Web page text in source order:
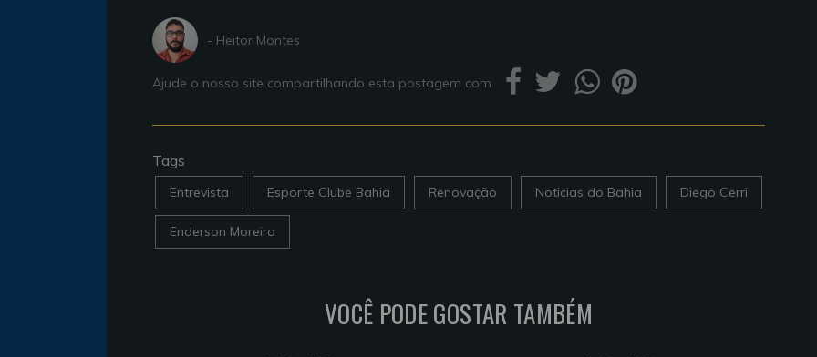
- Heitor Montes
Ajude o nosso site compartilhando esta postagem com
Tags
Entrevista Esporte Clube Bahia Renovação Noticias do Bahia Diego Cerri
Enderson Moreira
VOCÊ PODE GOSTAR TAMBÉM